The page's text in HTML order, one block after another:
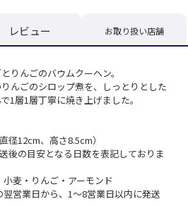
レビュー お取り扱い店舗
りんごのバウムクーヘン。
んごのシロップ煮を、しっとりとした
1層1層丁寧に焼き上げました。
12cm、高さ8.5cm）
後の目安となる日数を表記しておりま
麦・りんご・アーモンド
営業日から、1～8営業日以内に発送